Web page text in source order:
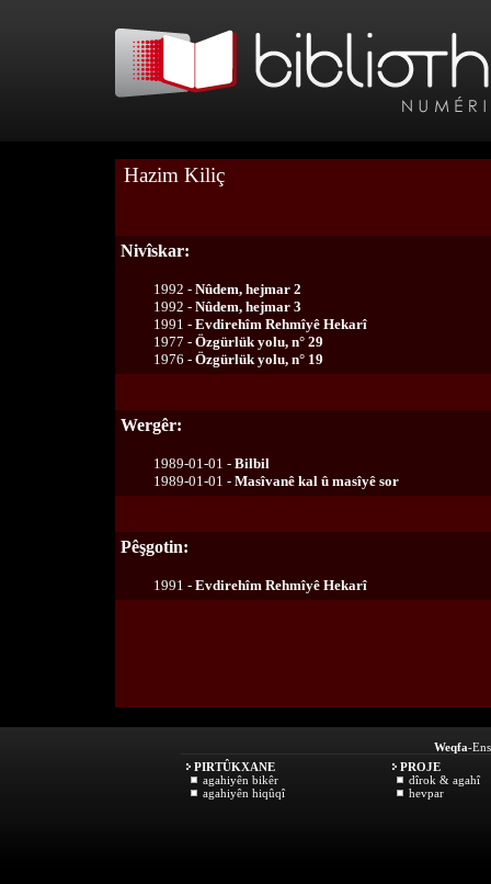
Hazim Kiliç
Nivîskar:
1992 - Nûdem, hejmar 2
1992 - Nûdem, hejmar 3
1991 - Evdirehîm Rehmîyê Hekarî
1977 - Özgürlük yolu, n° 29
1976 - Özgürlük yolu, n° 19
Wergêr:
1989-01-01 - Bilbil
1989-01-01 - Masîvanê kal û masîyê sor
Pêşgotin:
1991 - Evdirehîm Rehmîyê Hekarî
Weqfa-
PIRTÛKXANE
agahiyên bikêr
agahiyên hiqûqî
PROJE
dîrok & agahî
hevpar